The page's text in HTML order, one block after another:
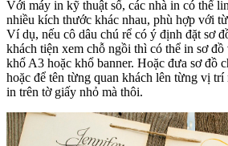
Với máy in kỹ thuật số, các nhà in có thể
nhiều kích thước khác nhau, phù hợp với
Ví dụ, nếu cô dâu chú rể có ý định đặt sơ
khách tiện xem chỗ ngồi thì có thể in sơ
khổ A3 hoặc khổ banner. Hoặc đưa sơ đồ
hoặc để tên từng quan khách lên từng vị
in trên tờ giấy nhỏ mà thôi.